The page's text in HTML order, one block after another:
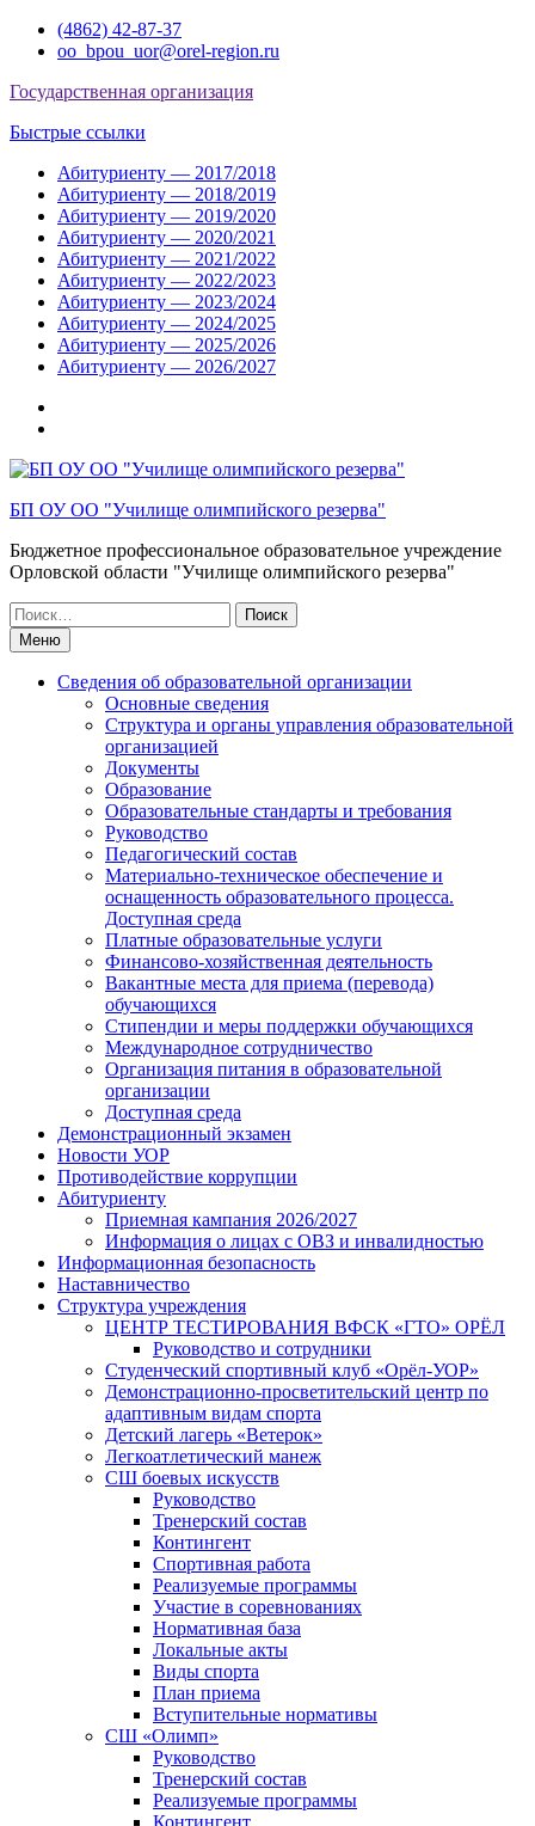
Перейти(4862) 42-87-37
oo_bpou_uor@orel-region.ru
Государственная организация
Быстрые ссылки
Абитуриенту — 2017/2018
Абитуриенту — 2018/2019
Абитуриенту — 2019/2020
Абитуриенту — 2020/2021
Абитуриенту — 2021/2022
Абитуриенту — 2022/2023
Абитуриенту — 2023/2024
Абитуриенту — 2024/2025
Абитуриенту — 2025/2026
Абитуриенту — 2026/2027
Одноклассниках
БП ОУ ОО "Училище олимпийского резерва"
Бюджетное профессиональное образовательное учреждение
Орловской области "Училище олимпийского резерва"
Искать:
Меню
Сведения об образовательной организации
Основные сведения
Структура и органы управления образовательной
организацией
Документы
Образование
Образовательные стандарты и требования
Руководство
Педагогический состав
Материально-техническое обеспечение и
оснащенность образовательного процесса.
Доступная среда
Платные образовательные услуги
Финансово-хозяйственная деятельность
Вакантные места для приема (перевода)
обучающихся
Стипендии и меры поддержки обучающихся
Международное сотрудничество
Организация питания в образовательной
организации
Доступная среда
Демонстрационный экзамен
Новости УОР
Противодействие коррупции
Абитуриенту
Приемная кампания 2026/2027
Информация о лицах с ОВЗ и инвалидностью
Информационная безопасность
Наставничество
Структура учреждения
ЦЕНТР ТЕСТИРОВАНИЯ ВФСК «ГТО» ОРЁЛ
Руководство и сотрудники
Студенческий спортивный клуб «Орёл-УОР»
Демонстрационно-просветительский центр по
адаптивным видам спорта
Детский лагерь «Ветерок»
Легкоатлетический манеж
СШ боевых искусств
Руководство
Тренерский состав
Контингент
Спортивная работа
Реализуемые программы
Участие в соревнованиях
Нормативная база
Локальные акты
Виды спорта
План приема
Вступительные нормативы
СШ «Олимп»
Руководство
Тренерский состав
Реализуемые программы
Контингент